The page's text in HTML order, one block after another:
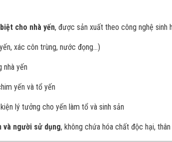
cho nhà yến, được sản xuất theo công nghệ sinh
xác côn trùng, nước đọng…)
nhà yến
yến và tổ yến
lý tưởng cho yến làm tổ và sinh sản
và người sử dụng, không chứa hóa chất độc hại,